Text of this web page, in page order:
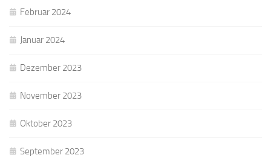
Februar 2024
Januar 2024
Dezember 2023
November 2023
Oktober 2023
September 2023